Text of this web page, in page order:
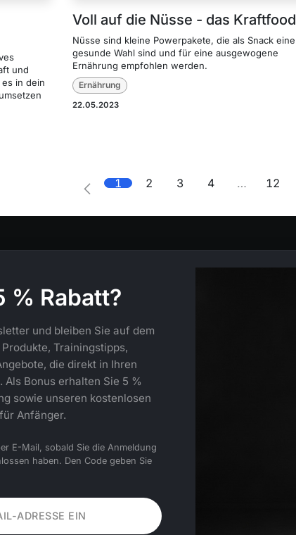
und
in dein
Voll auf die Nüsse - das Kraftfood
Nüsse sind kleine Powerpakete, die als Snack eine
gesunde Wahl sind und für eine ausgewogene
Ernährung empfohlen werden.
Ernährung
22.05.2023
1 2 3 4 … 12
% Rabatt?
und bleiben Sie auf dem
Trainingstipps,
die direkt in Ihren
Bonus erhalten Sie 5 %
sowie unseren kostenlosen
Anfänger.
E-Mail, sobald Sie die Anmeldung
haben. Den Code geben Sie